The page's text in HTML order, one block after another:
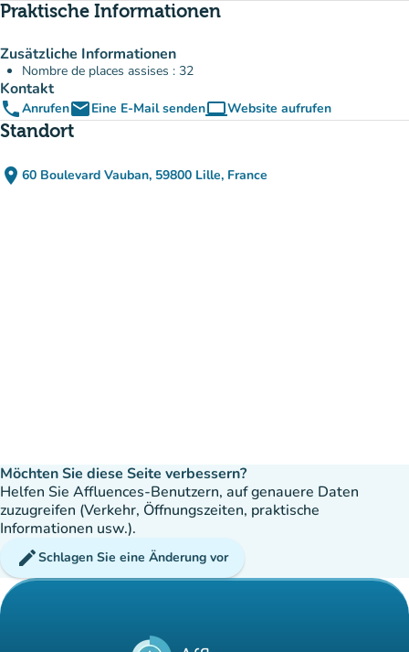
Praktische Informationen
Zusätzliche Informationen
Nombre de places assises : 32
Kontakt
phoneAnrufenemailEine E-Mail sendencomputerWebsite aufrufen
(new tab)
Standort
place 60 Boulevard Vauban, 59800 Lille, France
(in Google Maps öffnen)
(new tab)
Möchten Sie diese Seite verbessern?
Helfen Sie Affluences-Benutzern, auf genauere Daten
zuzugreifen (Verkehr, Öffnungszeiten, praktische
Informationen usw.).
editSchlagen Sie eine Änderung vor